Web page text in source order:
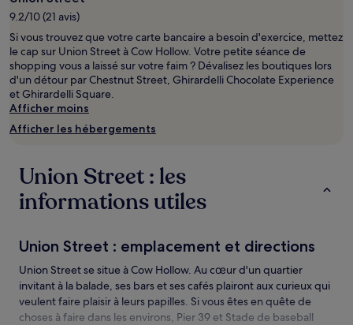
séjour
d’une
nuit
pour
2 adultes.
Les
prix
et
la
disponibilité
susceptibles
de
changer.
Des
peuvent
s’appliquer.
9.2/10 (21 avis)
Si vous trouvez que votre carte bancaire a besoin d'exercice, mettez
le cap sur Union Street à Cow Hollow. Votre petite séance de
shopping vous a laissé sur votre faim ? Dévalisez les boutiques lors
d'un détour par Chestnut Street, Ghirardelli Chocolate Experience
et Ghirardelli Square.
Afficher moins
Afficher les hébergements
Union Street : les
informations utiles
Union Street : emplacement et directions
Union Street se situe à Cow Hollow. Au cœur d'un quartier
invitant à la balade, ses bars et ses cafés plairont aux curieux qui
veulent faire plaisir à leurs papilles. Si vous êtes en quête de
choses à faire dans les environs, Pier 39 et Stade de baseball